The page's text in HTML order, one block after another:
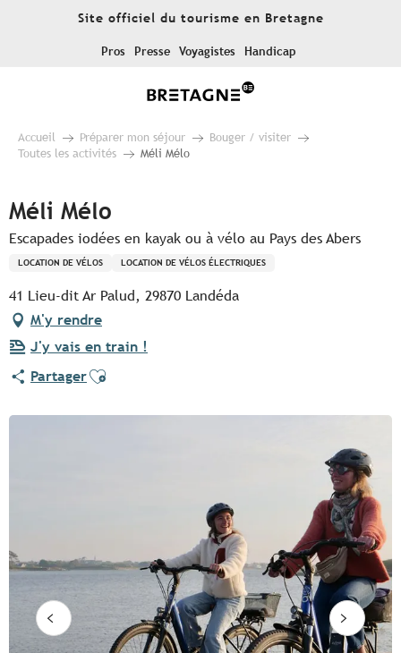
Site officiel du tourisme en Bretagne
Pros Presse Voyagistes Handicap
Accueil Préparer mon séjour
Bouger / visiter
Toutes les activités
Méli Mélo
Méli Mélo
Escapades iodées en kayak ou à vélo au Pays des Abers
LOCATION DE VÉLOS LOCATION DE VÉLOS ÉLECTRIQUES
41 Lieu-dit Ar Palud, 29870 Landéda
M'y rendre
J'y vais en train !
PartagerAjouter aux favoris